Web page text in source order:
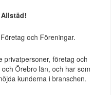
och Föreningar.
privatpersoner, företag och
Örebro län, och har som
kunderna i branschen.